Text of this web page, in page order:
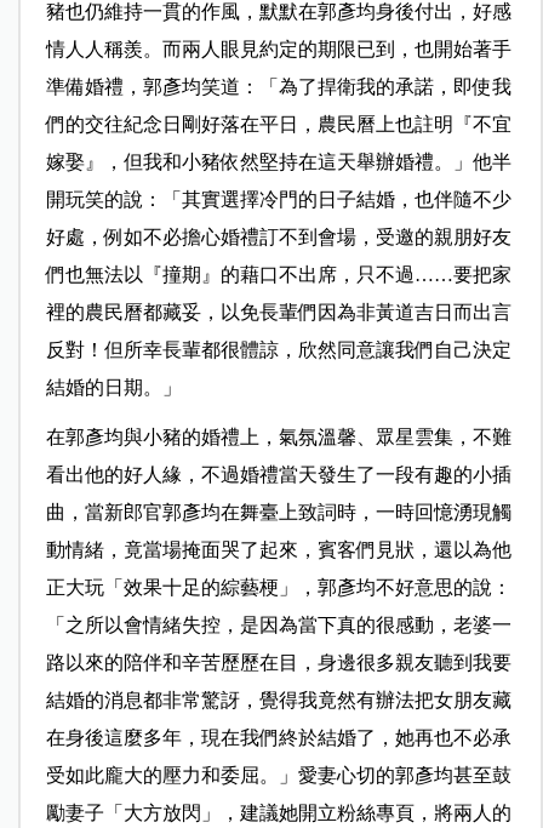
豬也仍維持一貫的作風，默默在郭彥均身後付出，好感
情人人稱羨。而兩人眼見約定的期限已到，也開始著手
準備婚禮，郭彥均笑道：「為了捍衛我的承諾，即使我
們的交往紀念日剛好落在平日，農民曆上也註明『不宜
嫁娶』，但我和小豬依然堅持在這天舉辦婚禮。」他半
開玩笑的說：「其實選擇冷門的日子結婚，也伴隨不少
好處，例如不必擔心婚禮訂不到會場，受邀的親朋好友
們也無法以『撞期』的藉口不出席，只不過……要把家
裡的農民曆都藏妥，以免長輩們因為非黃道吉日而出言
反對！但所幸長輩都很體諒，欣然同意讓我們自己決定
結婚的日期。」
在郭彥均與小豬的婚禮上，氣氛溫馨、眾星雲集，不難
看出他的好人緣，不過婚禮當天發生了一段有趣的小插
曲，當新郎官郭彥均在舞臺上致詞時，一時回憶湧現觸
動情緒，竟當場掩面哭了起來，賓客們見狀，還以為他
正大玩「效果十足的綜藝梗」，郭彥均不好意思的說：
「之所以會情緒失控，是因為當下真的很感動，老婆一
路以來的陪伴和辛苦歷歷在目，身邊很多親友聽到我要
結婚的消息都非常驚訝，覺得我竟然有辦法把女朋友藏
在身後這麼多年，現在我們終於結婚了，她再也不必承
受如此龐大的壓力和委屈。」愛妻心切的郭彥均甚至鼓
勵妻子「大方放閃」，建議她開立粉絲專頁，將兩人的